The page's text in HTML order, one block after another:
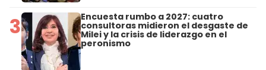
3 Encuesta rumbo a 2027: cuatro
consultoras midieron el desgaste de
Milei y la crisis de liderazgo en el
peronismo